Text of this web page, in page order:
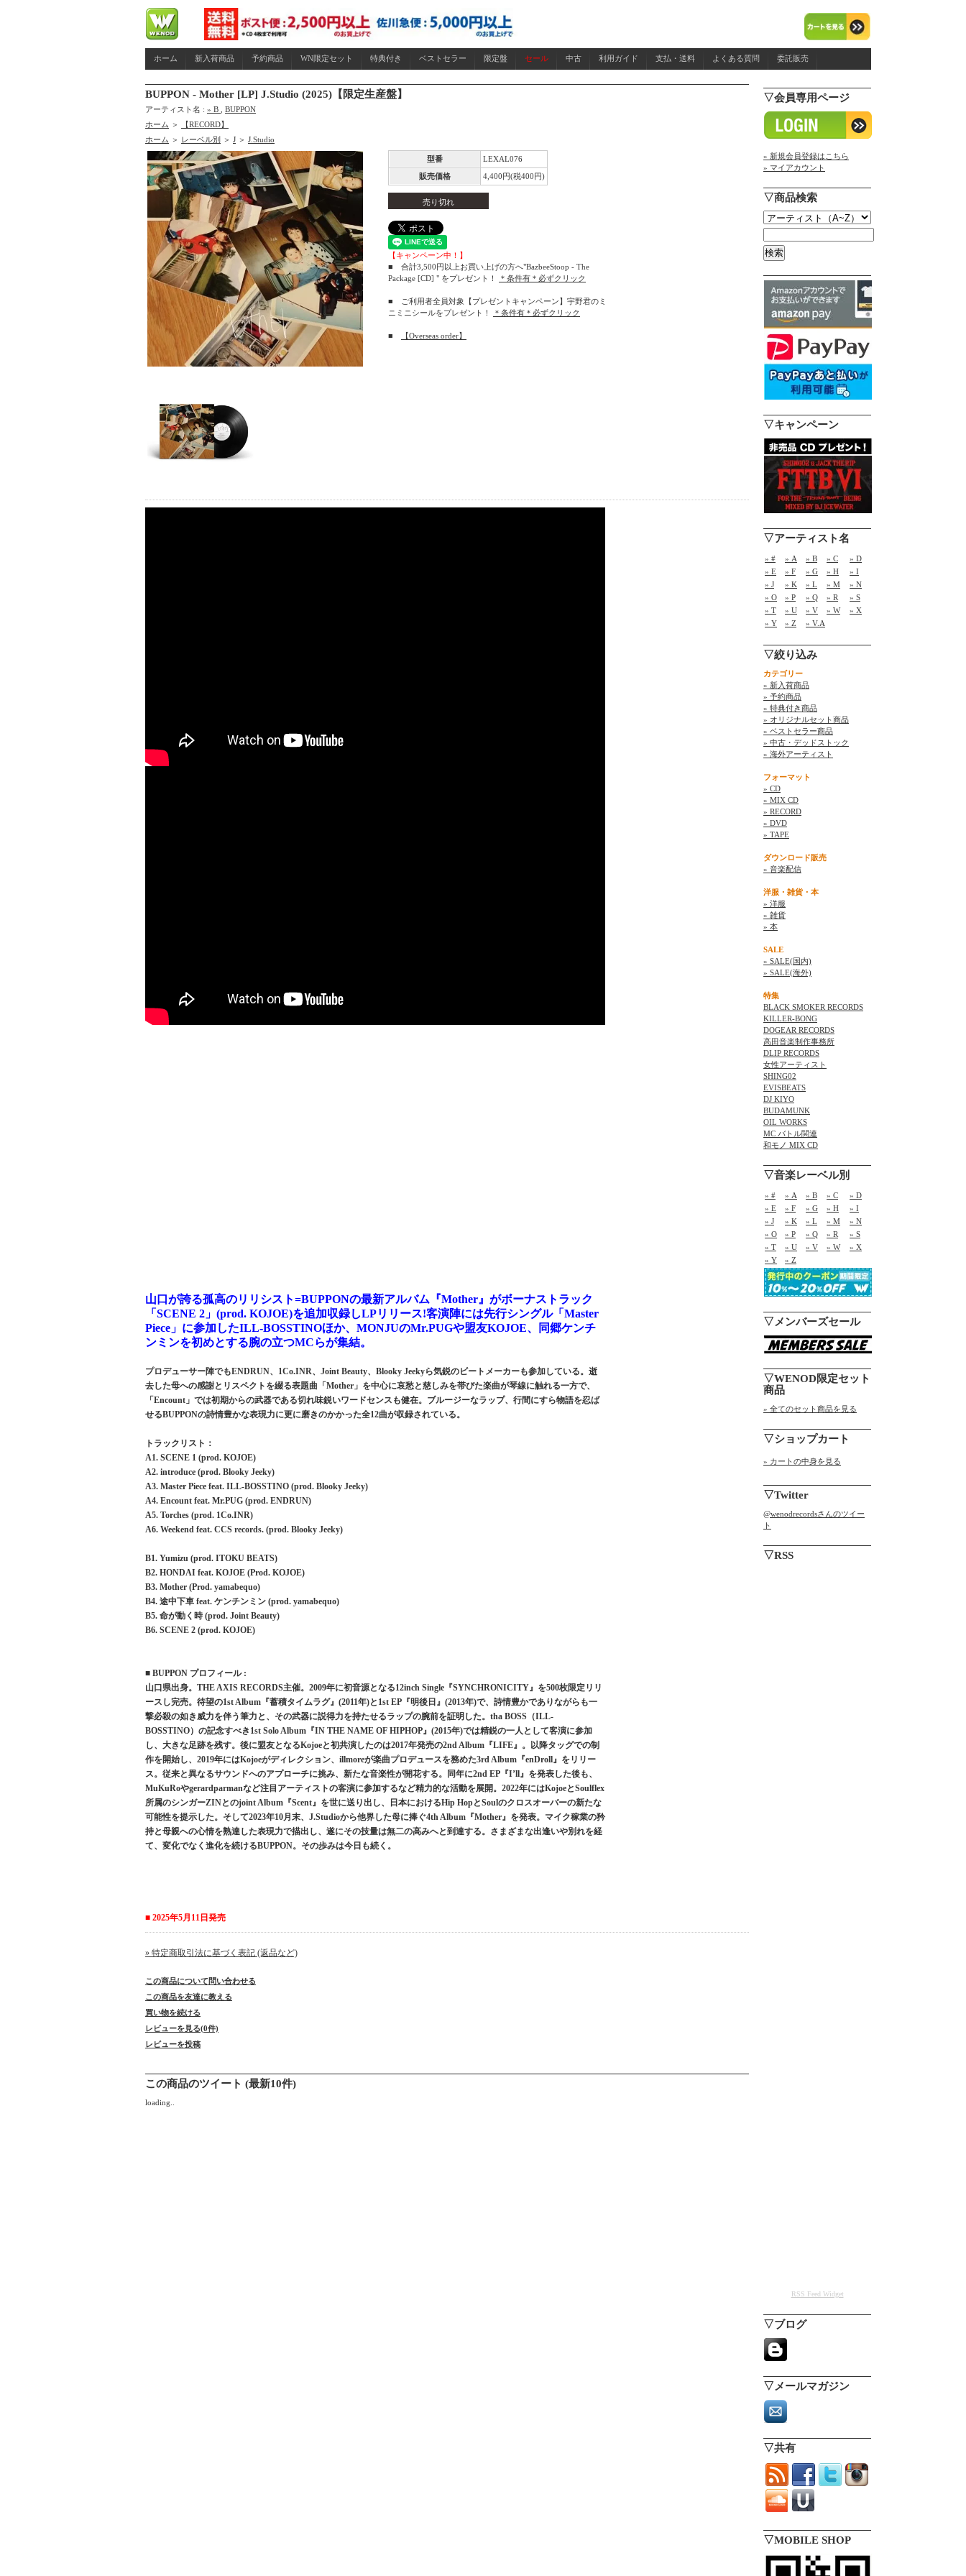
ホーム 新入荷商品 予約商品 WN限定セット 特典付き ベストセラー 限定盤 セール 中古 利用ガイド 支払・送料 よくある質問 委託販売
BUPPON - Mother [LP] J.Studio (2025)【限定生産盤】
アーティスト名 : » B
BUPPON
ホーム ＞
【RECORD】
ホーム ＞ レーベル別 ＞ J ＞ J.Studio
型番
LEXAL076
販売価格
4,400円(税400円)
売り切れ
【キャンペーン中！】
■ 合計3,500円以上お買い上げの方へ"BazbeeStoop - The
Package [CD] " をプレゼント！
＊条件有＊必ずクリック
■ ご利用者全員対象【プレゼントキャンペーン】宇野君のミ
ニミニシールをプレゼント！
＊条件有＊必ずクリック
■ 【Overseas order】
山口が誇る孤高のリリシスト=BUPPONの最新アルバム『Mother』がボーナストラック
「SCENE 2」(prod. KOJOE)を追加収録しLPリリース!客演陣には先行シングル「Master
Piece」に参加したILL-BOSSTINOほか、MONJUのMr.PUGや盟友KOJOE、同郷ケンチ
ンミンを初めとする腕の立つMCらが集結。
プロデューサー陣でもENDRUN、1Co.INR、Joint Beauty、Blooky Jeekyら気鋭のビートメーカーも参加している。逝
去した母への感謝とリスペクトを綴る表題曲「Mother」を中心に哀愁と慈しみを帯びた楽曲が琴線に触れる一方で、
「Encount」では初期からの武器である切れ味鋭いワードセンスも健在。ブルージーなラップ、行間にすら物語を忍ば
せるBUPPONの詩情豊かな表現力に更に磨きのかかった全12曲が収録されている。
トラックリスト：
A1. SCENE 1 (prod. KOJOE)
A2. introduce (prod. Blooky Jeeky)
A3. Master Piece feat. ILL-BOSSTINO (prod. Blooky Jeeky)
A4. Encount feat. Mr.PUG (prod. ENDRUN)
A5. Torches (prod. 1Co.INR)
A6. Weekend feat. CCS records. (prod. Blooky Jeeky)
B1. Yumizu (prod. ITOKU BEATS)
B2. HONDAI feat. KOJOE (Prod. KOJOE)
B3. Mother (Prod. yamabequo)
B4. 途中下車 feat. ケンチンミン (prod. yamabequo)
B5. 命が動く時 (prod. Joint Beauty)
B6. SCENE 2 (prod. KOJOE)
■ BUPPON プロフィール :
山口県出身。THE AXIS RECORDS主催。2009年に初音源となる12inch Single『SYNCHRONICITY』を500枚限定リリ
ースし完売。待望の1st Album『蓄積タイムラグ』(2011年)と1st EP『明後日』(2013年)で、詩情豊かでありながらも一
撃必殺の如き威力を伴う筆力と、その武器に説得力を持たせるラップの腕前を証明した。tha BOSS（ILL-
BOSSTINO）の記念すべき1st Solo Album『IN THE NAME OF HIPHOP』(2015年)では精鋭の一人として客演に参加
し、大きな足跡を残す。後に盟友となるKojoeと初共演したのは2017年発売の2nd Album『LIFE』。以降タッグでの制
作を開始し、2019年にはKojoeがディレクション、illmoreが楽曲プロデュースを務めた3rd Album『enDroll』をリリー
ス。従来と異なるサウンドへのアプローチに挑み、新たな音楽性が開花する。同年に2nd EP『I’ll』を発表した後も、
MuKuRoやgerardparmanなど注目アーティストの客演に参加するなど精力的な活動を展開。2022年にはKojoeとSoulflex
所属のシンガーZINとのjoint Album『Scent』を世に送り出し、日本におけるHip HopとSoulのクロスオーバーの新たな
可能性を提示した。そして2023年10月末、J.Studioから他界した母に捧ぐ4th Album『Mother』を発表。マイク稼業の矜
持と母親への心情を熟達した表現力で描出し、遂にその技量は無二の高みへと到達する。さまざまな出逢いや別れを経
て、変化でなく進化を続けるBUPPON。その歩みは今日も続く。
■ 2025年5月11日発売
» 特定商取引法に基づく表記 (返品など)
この商品について問い合わせる
この商品を友達に教える
買い物を続ける
レビューを見る(0件)
レビューを投稿
この商品のツイート (最新10件)
loading..
▽会員専用ページ
» 新規会員登録はこちら
» マイアカウント
▽商品検索
▽キャンペーン
▽アーティスト名
» # » A » B » C
» D
» E
» F » G » H
» I
» J
» K » L » M
» N
» O
» P » Q » R
» S
» T
» U » V » W
» X
» Y
» Z » V.A
▽絞り込み
カテゴリー
» 新入荷商品
» 予約商品
» 特典付き商品
» オリジナルセット商品
» ベストセラー商品
» 中古・デッドストック
» 海外アーティスト
フォーマット
» CD
» MIX CD
» RECORD
» DVD
» TAPE
ダウンロード販売
» 音楽配信
洋服・雑貨・本
» 洋服
» 雑貨
» 本
SALE
» SALE(国内)
» SALE(海外)
特集
BLACK SMOKER RECORDS
KILLER-BONG
DOGEAR RECORDS
高田音楽制作事務所
DLIP RECORDS
女性アーティスト
SHING02
EVISBEATS
DJ KIYO
BUDAMUNK
OIL WORKS
MC バトル関連
和モノ MIX CD
▽音楽レーベル別
» # » A » B » C
» D
» E
» F » G » H
» I
» J
» K » L » M
» N
» O
» P » Q » R
» S
» T
» U » V » W
» X
» Y
» Z
▽メンバーズセール
▽WENOD限定セット
商品
» 全てのセット商品を見る
▽ショップカート
» カートの中身を見る
▽Twitter
@wenodrecordsさんのツイー
ト
▽RSS
RSS Feed Widget
▽ブログ
▽メールマガジン
▽共有
▽MOBILE SHOP